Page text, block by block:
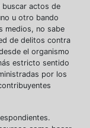
buscar actos de
u otro bando
medios, no sabe
de delitos contra
el organismo
estricto sentido
por los